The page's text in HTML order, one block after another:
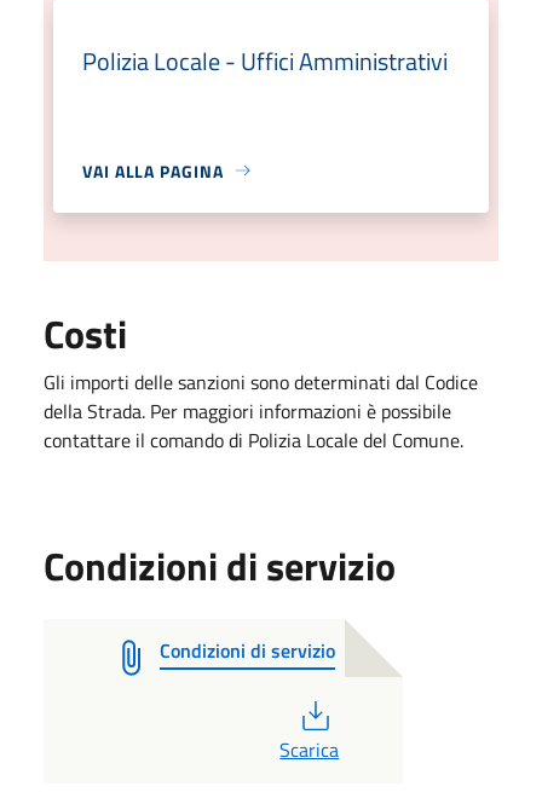
Polizia Locale - Uffici Amministrativi
VAI ALLA PAGINA
Costi
Gli importi delle sanzioni sono determinati dal Codice
della Strada. Per maggiori informazioni è possibile
contattare il comando di Polizia Locale del Comune.
Condizioni di servizio
Condizioni di servizio
Scarica